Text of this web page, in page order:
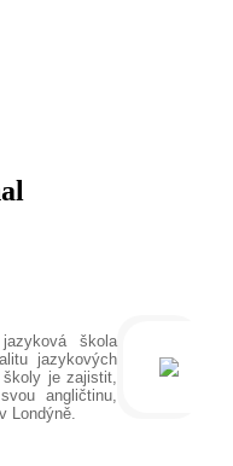
škola
jazykových
školy je zajistit,
angličtinu,
Londýně.